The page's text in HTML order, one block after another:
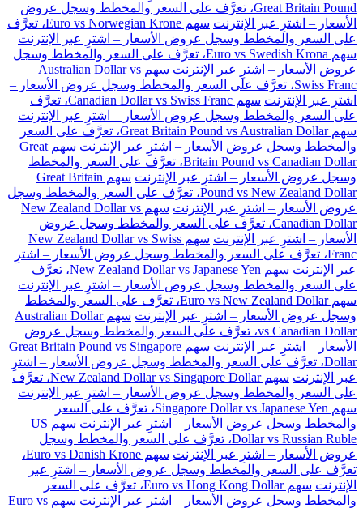
Great Britain Pound، تعرَّف على السعر والمخطط وسجل عروض
الأسعار – اشترِ عبر الإنترنت
سهم Euro vs Norwegian Krone، تعرَّف
على السعر والمخطط وسجل عروض الأسعار – اشترِ عبر الإنترنت
سهم Euro vs Swedish Krona، تعرَّف على السعر والمخطط وسجل
عروض الأسعار – اشترِ عبر الإنترنت
سهم Australian Dollar vs
Swiss Franc، تعرَّف على السعر والمخطط وسجل عروض الأسعار –
اشترِ عبر الإنترنت
سهم Canadian Dollar vs Swiss Franc، تعرَّف
على السعر والمخطط وسجل عروض الأسعار – اشترِ عبر الإنترنت
سهم Great Britain Pound vs Australian Dollar، تعرَّف على السعر
والمخطط وسجل عروض الأسعار – اشترِ عبر الإنترنت
سهم Great
Britain Pound vs Canadian Dollar، تعرَّف على السعر والمخطط
وسجل عروض الأسعار – اشترِ عبر الإنترنت
سهم Great Britain
Pound vs New Zealand Dollar، تعرَّف على السعر والمخطط وسجل
عروض الأسعار – اشترِ عبر الإنترنت
سهم New Zealand Dollar vs
Canadian Dollar، تعرَّف على السعر والمخطط وسجل عروض
الأسعار – اشترِ عبر الإنترنت
سهم New Zealand Dollar vs Swiss
Franc، تعرَّف على السعر والمخطط وسجل عروض الأسعار – اشترِ
عبر الإنترنت
سهم New Zealand Dollar vs Japanese Yen، تعرَّف
على السعر والمخطط وسجل عروض الأسعار – اشترِ عبر الإنترنت
سهم Euro vs New Zealand Dollar، تعرَّف على السعر والمخطط
وسجل عروض الأسعار – اشترِ عبر الإنترنت
سهم Australian Dollar
vs Canadian Dollar، تعرَّف على السعر والمخطط وسجل عروض
الأسعار – اشترِ عبر الإنترنت
سهم Great Britain Pound vs Singapore
Dollar، تعرَّف على السعر والمخطط وسجل عروض الأسعار – اشترِ
عبر الإنترنت
سهم New Zealand Dollar vs Singapore Dollar، تعرَّف
على السعر والمخطط وسجل عروض الأسعار – اشترِ عبر الإنترنت
سهم Singapore Dollar vs Japanese Yen، تعرَّف على السعر
والمخطط وسجل عروض الأسعار – اشترِ عبر الإنترنت
سهم US
Dollar vs Russian Ruble، تعرَّف على السعر والمخطط وسجل
عروض الأسعار – اشترِ عبر الإنترنت
سهم Euro vs Danish Krone،
تعرَّف على السعر والمخطط وسجل عروض الأسعار – اشترِ عبر
الإنترنت
سهم Euro vs Hong Kong Dollar، تعرَّف على السعر
والمخطط وسجل عروض الأسعار – اشترِ عبر الإنترنت
سهم Euro vs